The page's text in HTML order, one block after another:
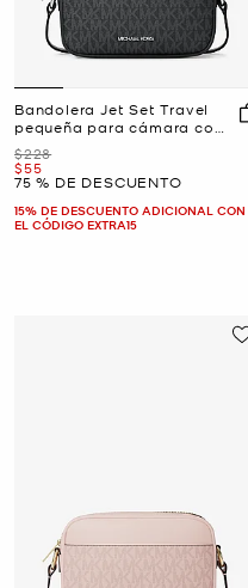
Bandolera Jet Set Travel
pequeña para cámara con
logotipo exclusivo
Era
$228
Ahora
$55
75 % DE DESCUENTO
15% DE DESCUENTO ADICIONAL CON
EL CÓDIGO EXTRA15